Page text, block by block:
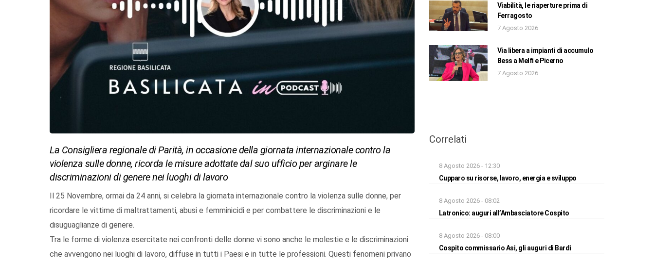
La Consigliera regionale di Parità, in occasione della giornata internazionale contro la
violenza sulle donne, ricorda le misure adottate dal suo ufficio per arginare le
discriminazioni di genere nei luoghi di lavoro
Il 25 Novembre, ormai da 24 anni, si celebra la giornata internazionale contro la violenza sulle donne, per
ricordare le vittime di maltrattamenti, abusi e femminicidi e per combattere le discriminazioni e le
disuguaglianze di genere.
Tra le forme di violenza esercitate nei confronti delle donne vi sono anche le molestie e le discriminazioni
che avvengono nei luoghi di lavoro, diffuse in tutti i Paesi e in tutte le professioni. Questi fenomeni privano
Viabilità, le riaperture prima di
Ferragosto
7 Agosto 2026
Via libera a impianti di accumulo
Bess a Melfi e Picerno
7 Agosto 2026
Correlati
8 Agosto 2026 - 12:30
Cupparo su risorse, lavoro, energia e sviluppo
8 Agosto 2026 - 08:02
Latronico: auguri all’Ambasciatore Cospito
8 Agosto 2026 - 08:00
Cospito commissario Asi, gli auguri di Bardi